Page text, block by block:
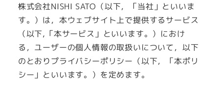
株式会社NISHI SATO（以下，「当社」といいま
す。）は，本ウェブサイト上で提供するサービス
（以下,「本サービス」といいます。）におけ
る，ユーザーの個人情報の取扱いについて，以下
のとおりプライバシーポリシー（以下，「本ポリ
シー」といいます。）を定めます。